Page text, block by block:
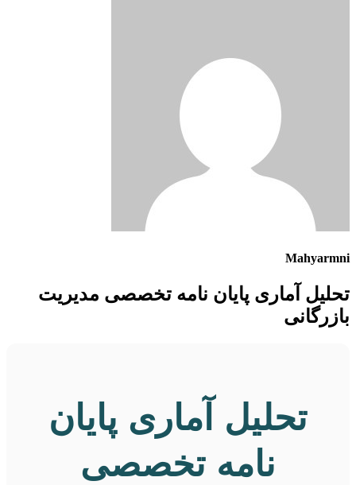
Mahyarmni
تحلیل آماری پایان نامه تخصصی مدیریت
بازرگانی
تحلیل آماری پایان
نامه تخصصی